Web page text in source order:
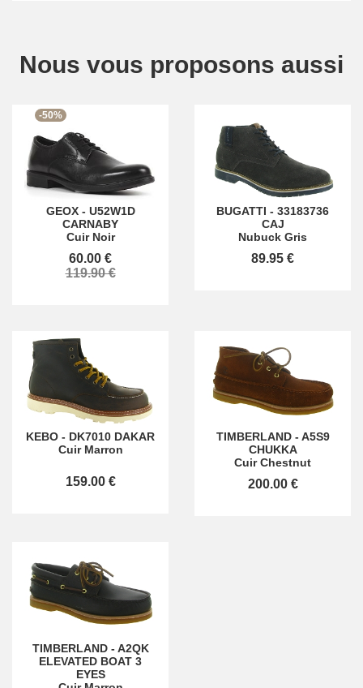
Nous vous proposons aussi
-50%
GEOX- U52W1D
CARNABY
Cuir Noir
60.00 €
119.90 €
BUGATTI - 33183736
CAJ
Nubuck Gris
89.95 €
KEBO - DK7010 DAKAR
Cuir Marron
159.00 €
TIMBERLAND- A5S9
CHUKKA
Cuir Chestnut
200.00 €
TIMBERLAND- A2QK
ELEVATED BOAT 3
EYES